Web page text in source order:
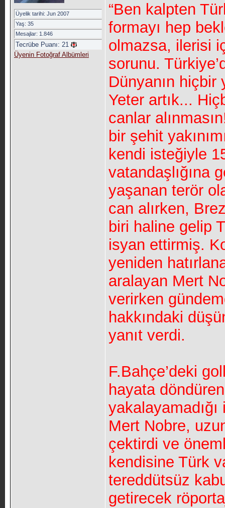
Üyelik tarihi: Jun 2007
Yaş: 35
Mesajlar: 1.846
Tecrübe Puanı: 21
Üyenin Fotoğraf Albümleri
“Ben kalpten
formayı hep
olmazsa, ilerisi
sorunu.
Dünyanın hiçbir
Yeter artık...
canlar
bir şehit
kendi isteğiyle
vatandaşlığına
yaşanan terör
can alırken,
biri haline gelip
isyan ettirmiş.
yeniden
aralayan Mert
verirken
hakkındaki
yanıt verdi.
F.Bahçe’deki
hayata
Mert Nobre,
çektirdi ve
kendisine Türk
tereddütsüz
getirecek